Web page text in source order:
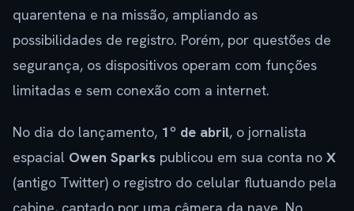
quarentena e na missão, ampliando as
possibilidades de registro. Porém, por questões de
segurança, os dispositivos operam com funções
limitadas e sem conexão com a internet.
No dia do lançamento, 1º de abril, o jornalista
espacial Owen Sparks publicou em sua conta no X
(antigo Twitter) o registro do celular flutuando pela